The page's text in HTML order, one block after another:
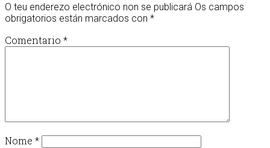
O teu enderezo electrónico non se publicará Os campos
obrigatorios están marcados con *
Comentario *
Nome *